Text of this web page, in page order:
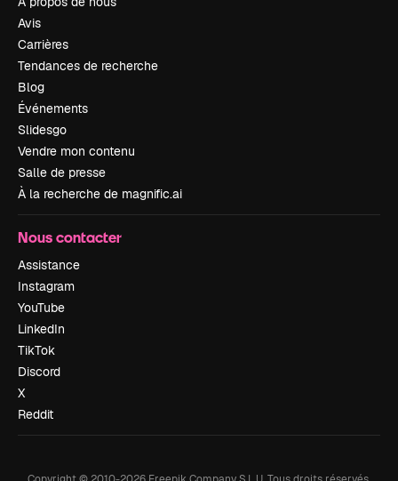
Avis
Carrières
Tendances de recherche
Blog
Événements
Slidesgo
Vendre mon contenu
Salle de presse
À la recherche de magnific.ai
Nous contacter
Assistance
Instagram
YouTube
LinkedIn
TikTok
Discord
X
Reddit